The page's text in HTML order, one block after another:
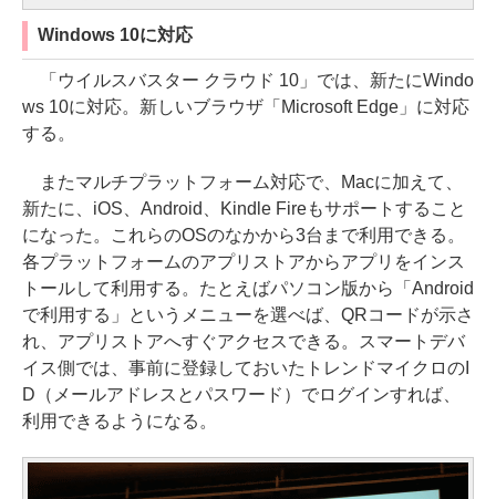
Windows 10に対応
「ウイルスバスター クラウド 10」では、新たにWindo
ws 10に対応。新しいブラウザ「Microsoft Edge」に対応
する。
またマルチプラットフォーム対応で、Macに加えて、
新たに、iOS、Android、Kindle Fireもサポートすること
になった。これらのOSのなかから3台まで利用できる。
各プラットフォームのアプリストアからアプリをインス
トールして利用する。たとえばパソコン版から「Android
で利用する」というメニューを選べば、QRコードが示さ
れ、アプリストアへすぐアクセスできる。スマートデバ
イス側では、事前に登録しておいたトレンドマイクロのI
D（メールアドレスとパスワード）でログインすれば、
利用できるようになる。